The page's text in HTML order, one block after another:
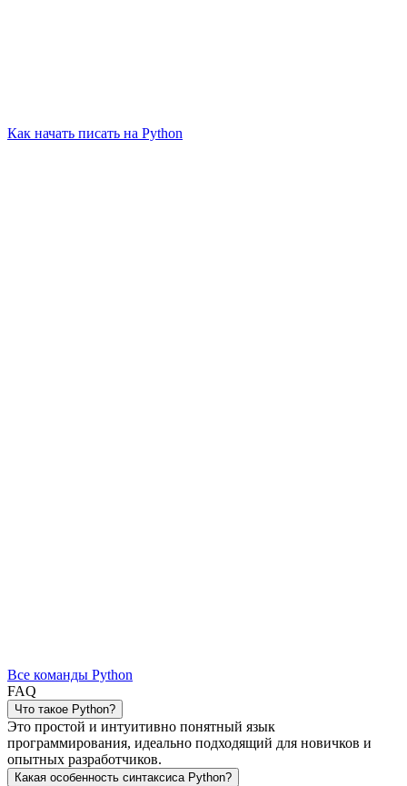
Как начать писать на Python
Все команды Python
FAQ
Что такое Python?
Это простой и интуитивно понятный язык
программирования, идеально подходящий для новичков и
опытных разработчиков.
Какая особенность синтаксиса Python?